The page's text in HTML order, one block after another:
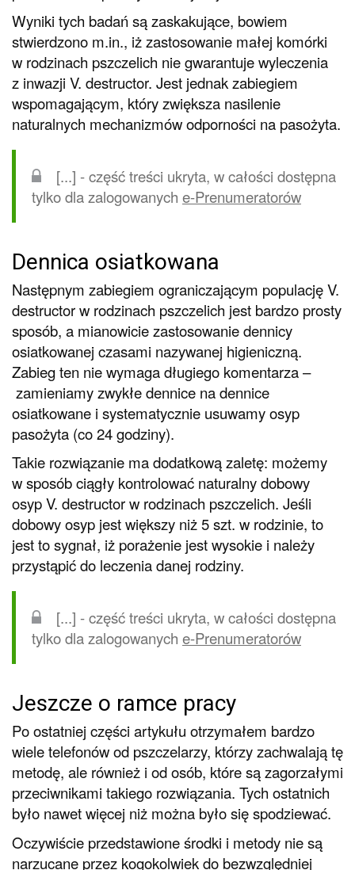
Wyniki tych badań są zaskakujące, bowiem
stwierdzono m.in., iż zastosowanie małej komórki
w rodzinach pszczelich nie gwarantuje wyleczenia
z inwazji V. destructor. Jest jednak zabiegiem
wspomagającym, który zwiększa nasilenie
naturalnych mechanizmów odporności na pasożyta.
[...] - część treści ukryta, w całości dostępna
tylko dla zalogowanych e-Prenumeratorów
Dennica osiatkowana
Następnym zabiegiem ograniczającym populację V.
destructor w rodzinach pszczelich jest bardzo prosty
sposób, a mianowicie zastosowanie dennicy
osiatkowanej czasami nazywanej higieniczną.
Zabieg ten nie wymaga długiego komentarza –
zamieniamy zwykłe dennice na dennice
osiatkowane i systematycznie usuwamy osyp
pasożyta (co 24 godziny).
Takie rozwiązanie ma dodatkową zaletę: możemy
w sposób ciągły kontrolować naturalny dobowy
osyp V. destructor w rodzinach pszczelich. Jeśli
dobowy osyp jest większy niż 5 szt. w rodzinie, to
jest to sygnał, iż porażenie jest wysokie i należy
przystąpić do leczenia danej rodziny.
[...] - część treści ukryta, w całości dostępna
tylko dla zalogowanych e-Prenumeratorów
Jeszcze o ramce pracy
Po ostatniej części artykułu otrzymałem bardzo
wiele telefonów od pszczelarzy, którzy zachwalają tę
metodę, ale również i od osób, które są zagorzałymi
przeciwnikami takiego rozwiązania. Tych ostatnich
było nawet więcej niż można było się spodziewać.
Oczywiście przedstawione środki i metody nie są
narzucane przez kogokolwiek do bezwzględniej